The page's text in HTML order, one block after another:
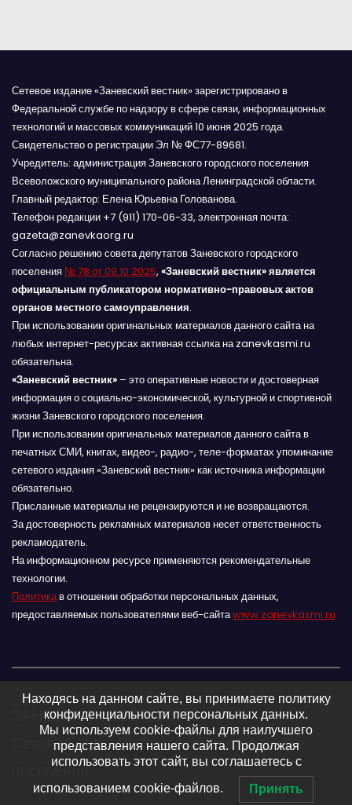
м
Сетевое издание «Заневский вестник» зарегистрировано в
Федеральной службе по надзору в сфере связи, информационных
технологий и массовых коммуникаций 10 июня 2025 года.
Свидетельство о регистрации Эл № ФС77-89681.
Учредитель: администрация Заневского городского поселения
Всеволожского муниципального района Ленинградской области.
Главный редактор: Елена Юрьевна Голованова.
Телефон редакции +7 (911) 170-06-33, электронная почта:
gazeta@zanevkaorg.ru
Согласно решению совета депутатов Заневского городского
поселения № 78 от 09.10.2025, «Заневский вестник» является
официальным публикатором нормативно-правовых актов
органов местного самоуправления.
При использовании оригинальных материалов данного сайта на
любых интернет-ресурсах активная ссылка на zanevkasmi.ru
обязательна.
«Заневский вестник» – это оперативные новости и достоверная
информация о социально-экономической, культурной и спортивной
жизни Заневского городского поселения.
При использовании оригинальных материалов данного сайта в
печатных СМИ, книгах, видео-, радио-, теле-форматах упоминание
сетевого издания «Заневский вестник» как источника информации
обязательно.
Присланные материалы не рецензируются и не возвращаются.
За достоверность рекламных материалов несет ответственность
рекламодатель.
На информационном ресурсе применяются рекомендательные
технологии.
Политикав отношении обработки персональных данных,
предоставляемых пользователями веб-сайтаwww.zanevkasmi.ru
ЗАНЕВСКИЙ ВЕСТНИК 16+
Сетевое издание Заневского городского
поселения
Находясь на данном сайте, вы принимаете политику
конфиденциальности персональных данных.
Мы используем cookie-файлы для наилучшего
представления нашего сайта. Продолжая
использовать этот сайт, вы соглашаетесь с
использованием cookie-файлов. Принять